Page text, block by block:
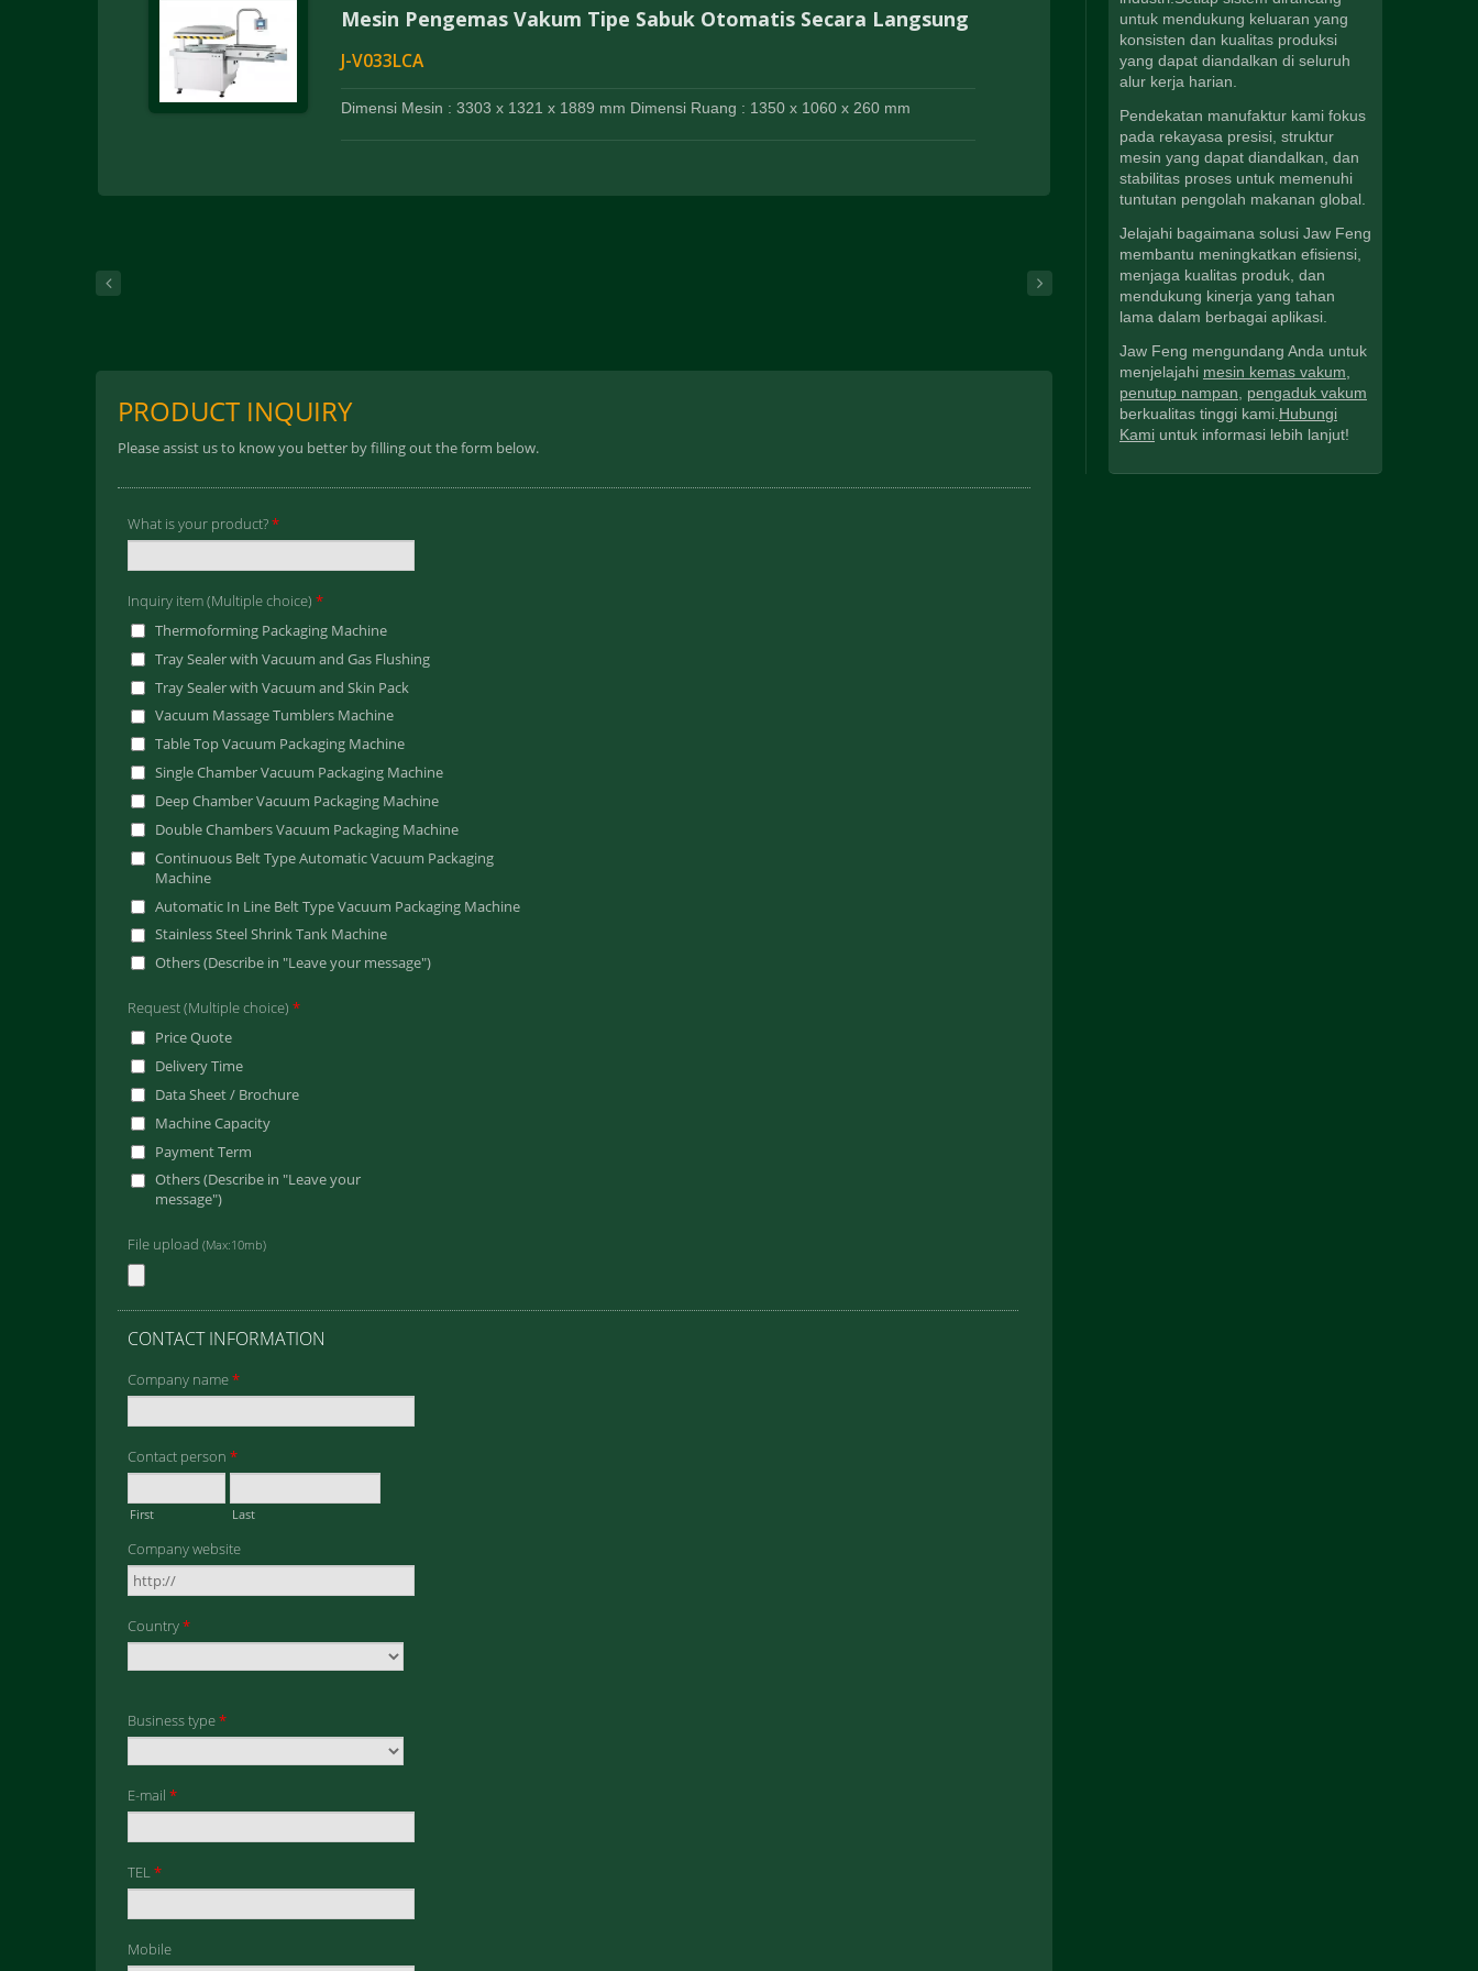
Mesin Pengemas Vakum Tipe Sabuk Otomatis Secara Langsung
J-V033LCA
Dimensi Mesin : 3303 x 1321 x 1889 mm Dimensi Ruang : 1350 x 1060 x 260 mm
untuk mendukung keluaran yang
konsisten dan kualitas produksi
yang dapat diandalkan di seluruh
alur kerja harian.
Pendekatan manufaktur kami fokus
pada rekayasa presisi, struktur
mesin yang dapat diandalkan, dan
stabilitas proses untuk memenuhi
tuntutan pengolah makanan global.
Jelajahi bagaimana solusi Jaw Feng
membantu meningkatkan efisiensi,
menjaga kualitas produk, dan
mendukung kinerja yang tahan
lama dalam berbagai aplikasi.
Jaw Feng mengundang Anda untuk
menjelajahi mesin kemas vakum,
penutup nampan, pengaduk vakum
berkualitas tinggi kami. Hubungi
Kami untuk informasi lebih lanjut!